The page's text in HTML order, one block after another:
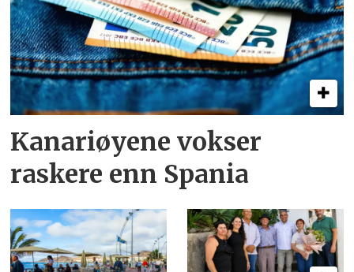
Kanariøyene vokser
raskere enn Spania